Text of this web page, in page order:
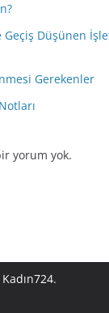
Geçiş Düşünen
Gerekenler
yorum yok.
Kadın724.